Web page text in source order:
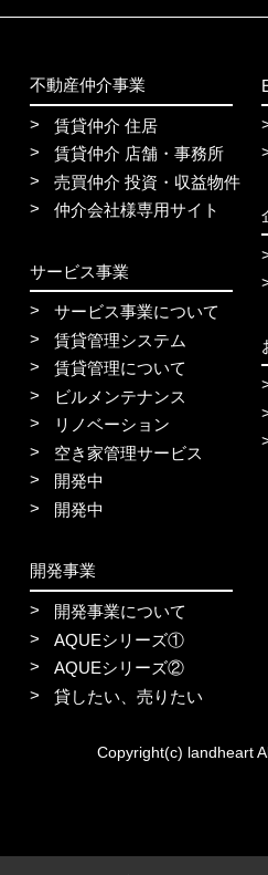
不動産仲介事業
賃貸仲介 住居
賃貸仲介 店舗・事務所
売買仲介 投資・収益物件
仲介会社様専用サイト
サービス事業
サービス事業について
賃貸管理システム
賃貸管理について
ビルメンテナンス
リノベーション
空き家管理サービス
開発中
開発中
開発事業
開発事業について
AQUEシリーズ①
AQUEシリーズ②
貸したい、売りたい
Copyright(c) landheart